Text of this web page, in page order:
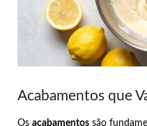
Acabamentos que
Os acabamentos são